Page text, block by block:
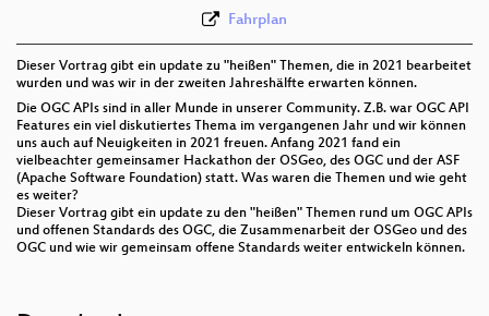
Fahrplan
Dieser Vortrag gibt ein update zu "heißen" Themen, die in 2021 bearbeitet
wurden und was wir in der zweiten Jahreshälfte erwarten können.
Die OGC APIs sind in aller Munde in unserer Community. Z.B. war OGC API
Features ein viel diskutiertes Thema im vergangenen Jahr und wir können
uns auch auf Neuigkeiten in 2021 freuen. Anfang 2021 fand ein
vielbeachter gemeinsamer Hackathon der OSGeo, des OGC und der ASF
(Apache Software Foundation) statt. Was waren die Themen und wie geht
es weiter?
Dieser Vortrag gibt ein update zu den "heißen" Themen rund um OGC APIs
und offenen Standards des OGC, die Zusammenarbeit der OSGeo und des
OGC und wie wir gemeinsam offene Standards weiter entwickeln können.